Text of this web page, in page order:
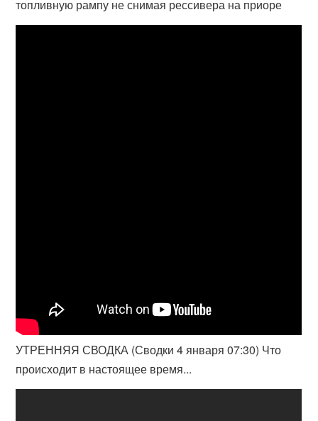
топливную рампу не снимая рессивера на приоре
УТРЕННЯЯ СВОДКА (Сводки 4 января 07:30) Что
происходит в настоящее время...